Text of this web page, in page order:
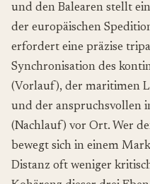
und den Balearen stellt
der europäischen
erfordert eine präzise
Synchronisation des
(Vorlauf), der maritimen
und der anspruchsvollen
(Nachlauf) vor Ort. Wer
bewegt sich in einem
Distanz oft weniger